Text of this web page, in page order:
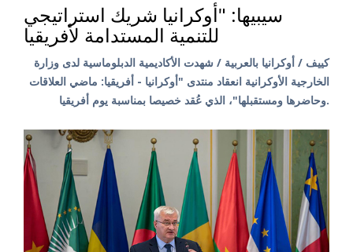
سيبيها: "أوكرانيا شريك استراتيجي
للتنمية المستدامة لأفريقيا
كييف / أوكرانيا بالعربية / شهدت الأكاديمية الدبلوماسية لدى وزارة
الخارجية الأوكرانية انعقاد منتدى "أوكرانيا - أفريقيا: ماضي العلاقات
وحاضرها ومستقبلها"، الذي عُقد خصيصا بمناسبة يوم أفريقيا.